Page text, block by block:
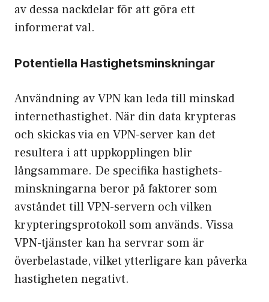
av dessa nackdelar för att göra ett
informerat val.
Potentiella Hastighetsminskningar
Användning av VPN kan leda till minskad
internet­hastighet. När din data krypteras
och skickas via en VPN-server kan det
resultera i att uppkopplingen blir
långsammare. De specifika hastighets­
minskningarna beror på faktorer som
avståndet till VPN-servern och vilken
krypterings­protokoll som används. Vissa
VPN-tjänster kan ha servrar som är
överbelastade, vilket ytterligare kan påverka
hastigheten negativt.